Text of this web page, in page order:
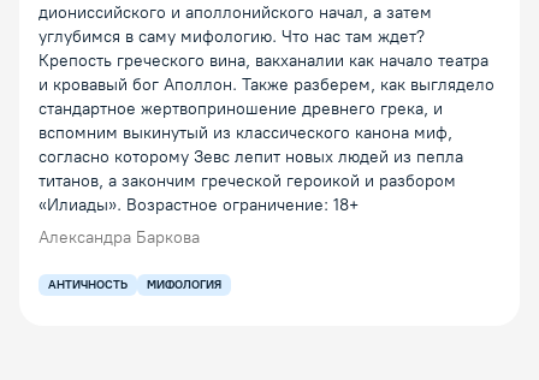
диониссийского и аполлонийского начал, а затем
углубимся в саму мифологию. Что нас там ждет?
Крепость греческого вина, вакханалии как начало театра
и кровавый бог Аполлон. Также разберем, как выглядело
стандартное жертвоприношение древнего грека, и
вспомним выкинутый из классического канона миф,
согласно которому Зевс лепит новых людей из пепла
титанов, а закончим греческой героикой и разбором
«Илиады». Возрастное ограничение: 18+
Александра Баркова
АНТИЧНОСТЬ МИФОЛОГИЯ